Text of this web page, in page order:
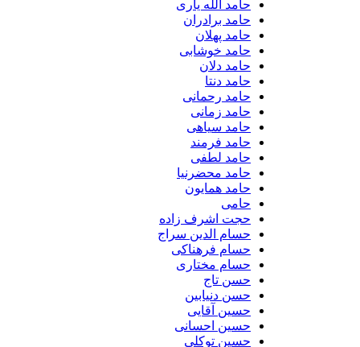
حامد الله یاری
حامد برادران
حامد پهلان
حامد خوشابی
حامد دلان
حامد دنتا
حامد رحمانی
حامد زمانی
حامد سیاهی
حامد فرمند
حامد لطفی
حامد محضرنیا
حامد همایون
حامی
حجت اشرف زاده
حسام الدین سراج
حسام فرهناکی
حسام مختاری
حسن تاج
حسن دنیابین
حسین آقایی
حسین احسانی
حسین توکلی